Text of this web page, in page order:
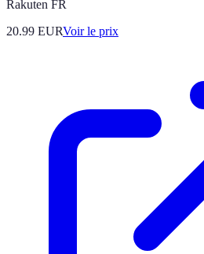
Rakuten FR
20.99 EURVoir le prix